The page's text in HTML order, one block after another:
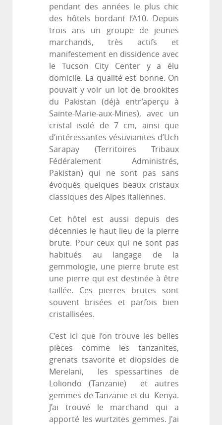
pendant des années le plus chic
des hôtels bordant l’A10. Depuis
trois ans un groupe de jeunes
marchands, très actifs et
manifestement en dissidence avec
le Tucson City Center y a élu
domicile. La qualité est bonne. On
pouvait y voir un lot de brookites
du Pakistan (déjà entr’aperçu à
Sainte-Marie-aux-Mines), avec un
cristal isolé de 7 cm, ainsi que
d’intéressantes vésuvianites d’Uch
Sarapay (Territoires Tribaux
Fédéralement Administrés,
Pakistan) qui ne sont pas sans
évoqués quelques beaux cristaux
classiques des Alpes italiennes.
Cet hôtel est aussi depuis des
décennies le haut lieu de la pierre
brute. Pour ceux qui ne sont pas
habitués au langage de la
gemmologie, une pierre brute est
une pierre qui est destinée à être
taillée. Ces pierres brutes sont
souvent brisées et parfois bien
cristallisées.
C’est ici que l’on trouve les belles
pièces comme les tanzanites,
grenats tsavorite et diopsides de
Merelani, les spessartines de
Loliondo (Tanzanie) et autres
gemmes de Tanzanie et du Kenya.
J’ai trouvé le marchand qui a
apporté les wurtzites gemmes. J'ai